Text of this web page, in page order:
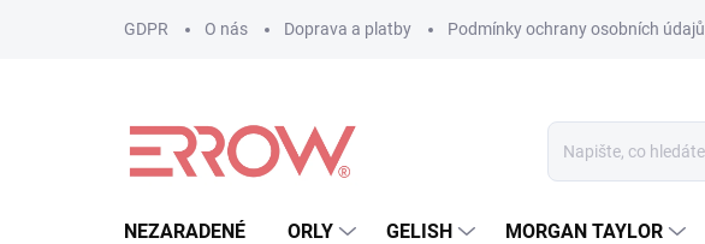
GDPR O nás Doprava a platby Podmínky ochrany osobních údajů
NEZARADENÉ ORLY GELISH MORGAN TAYLOR